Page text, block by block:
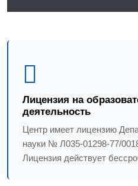
Лицензия на
деятельность
Центр имеет лицензию
науки № Л035-01298-77/
Лицензия действует